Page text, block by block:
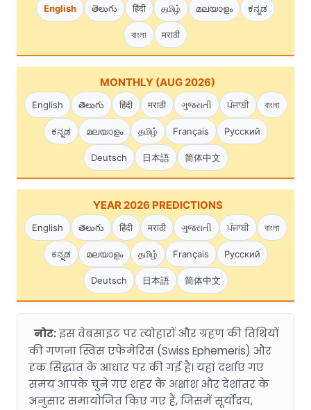
English తెలుగు हिंदी தமிழ் മലയാളം ಕನ್ನಡ
বাংলা मराठी
MONTHLY (AUG 2026)
English తెలుగు हिंदी मराठी ગુજરાતી ਪੰਜਾਬੀ বাংলা
ಕನ್ನಡ മലയാളം தமிழ் Français Русский
Deutsch 日本語 简体中文
YEAR 2026 PREDICTIONS
English తెలుగు हिंदी मराठी ગુજરાતી ਪੰਜਾਬੀ বাংলা
ಕನ್ನಡ മലയാളം தமிழ் Français Русский
Deutsch 日本語 简体中文
नोट:इस वेबसाइट पर त्योहारों और ग्रहण की तिथियों
की गणना स्विस एफेमेरिस (Swiss Ephemeris) और
दृक सिद्धांत के आधार पर की गई है। यहां दर्शाए गए
समय आपके चुने गए शहर के अक्षांश और देशांतर के
अनुसार समायोजित किए गए हैं, जिसमें सूर्योदय,